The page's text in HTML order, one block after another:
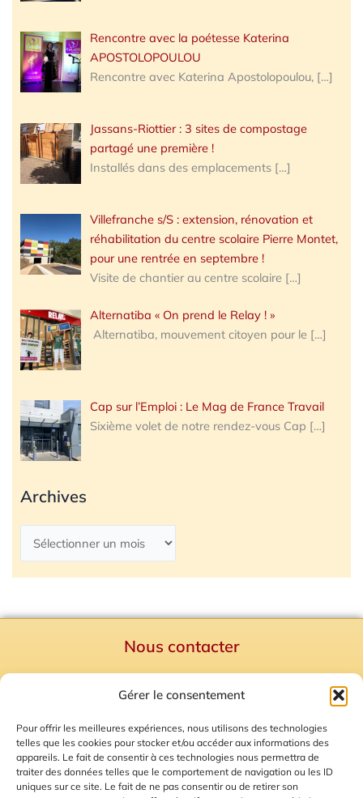
Gérer le consentement
Pour offrir les meilleures expériences, nous utilisons des technologies
telles que les cookies pour stocker et/ou accéder aux informations des
appareils. Le fait de consentir à ces technologies nous permettra de
traiter des données telles que le comportement de navigation ou les ID
uniques sur ce site. Le fait de ne pas consentir ou de retirer son
Rencontre avec la poétesse Katerina
APOSTOLOPOULOU
Rencontre avec Katerina Apostolopoulou, […]
Jassans-Riottier : 3 sites de compostage
partagé une première !
Installés dans des emplacements […]
Villefranche s/S : extension, rénovation et
réhabilitation du centre scolaire Pierre Montet,
pour une rentrée en septembre !
Visite de chantier au centre scolaire […]
Alternatiba « On prend le Relay ! »
Alternatiba, mouvement citoyen pour le […]
Cap sur l’Emploi : Le Mag de France Travail
Sixième volet de notre rendez-vous Cap […]
Archives
Nous contacter
Mentions Légales
Plan du site
Gestion des Cookies